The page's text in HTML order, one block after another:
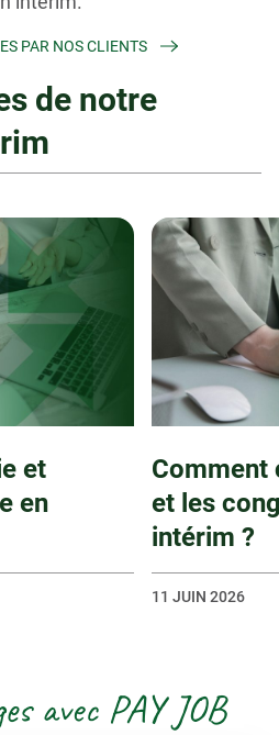
PAR NOS CLIENTS
de notre
et
en
Comment
et les
intérim ?
11 JUIN 2026
avec PAY JOB